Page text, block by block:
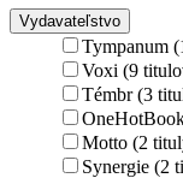
Vydavateľstvo
Tympanum
Voxi (9
Témbr (3
Motto (2
Synergie (2